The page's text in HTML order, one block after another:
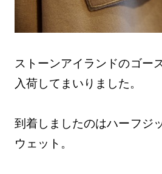
ストーンアイランドのゴー
入荷してまいりました。
到着しましたのはハーフジ
ウェット。